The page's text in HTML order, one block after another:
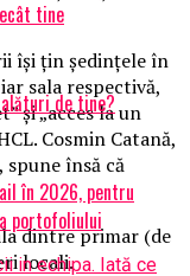
își țin ședințele în
sala respectivă,
și „acces la un
Cosmin Catană,
însă că
dintre primar (de
locali.
tine
de tine?
în 2026, pentru
portofoliului